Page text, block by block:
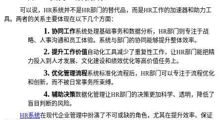
可以说， HR系统并不是HR部门的替代品，而是HR工作的加速器和助力工
具。两者的关系主要体现在以下几个方面：
1. 协同工作系统处理基础事务和数据分析， HR部门则专注于战
略、人事沟通和员工体验。系统与部门的协同能够提升整体效率。
2. 提升工作价值自动化工具减少了重复性工作，让HR部门能把精
力投入到人才发展、文化建设和绩效优化等高价值任务上。
3. 优化管理流程系统标准化流程后， HR部门可以专注于流程优化
和创新，而不被日常事务所束缚。
4. 辅助决策数据化管理让HR部门的决策更加科学、透明，降低了
盲目判断的风险。
HR系统在现代企业管理中扮演了不可或缺的角色，尤其在提升效率、保证